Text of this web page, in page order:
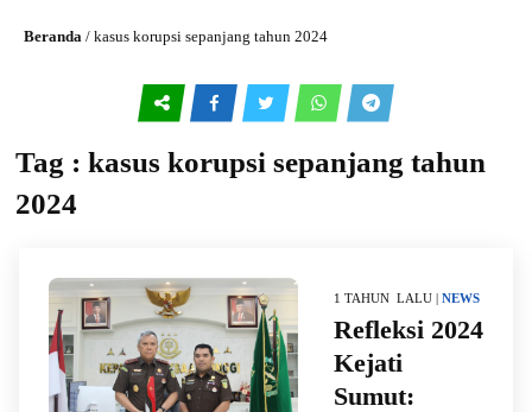
Beranda / kasus korupsi sepanjang tahun 2024
Tag : kasus korupsi sepanjang tahun
2024
1 TAHUN LALU | NEWS
Refleksi 2024
Kejati
Sumut: